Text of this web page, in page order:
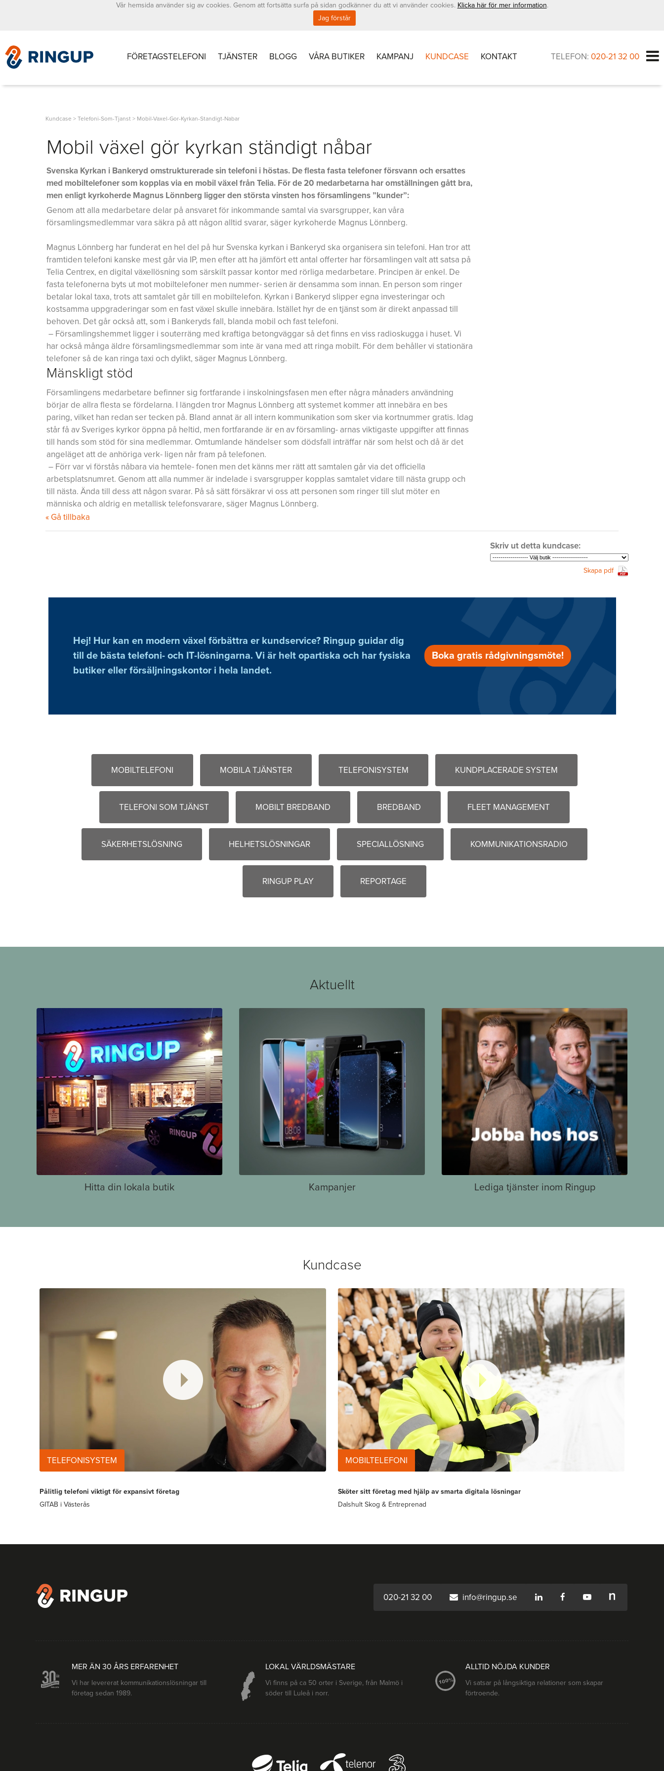
TELEFON: 020-21 32 00
FÖRETAGSTELEFONI TJÄNSTER BLOGG VÅRA BUTIKER KAMPANJ KUNDCASE KONTAKT
Kundcase > Telefoni-Som-Tjanst > Mobil-Vaxel-Gor-Kyrkan-Standigt-Nabar
Mobil växel gör kyrkan ständigt nåbar
Svenska Kyrkan i Bankeryd omstrukturerade sin telefoni i höstas. De flesta fasta telefoner försvann och ersattes
med mobiltelefoner som kopplas via en mobil växel från Telia. För de 20 medarbetarna har omställningen gått bra,
men enligt kyrkoherde Magnus Lönnberg ligger den största vinsten hos församlingens ”kunder”:
Genom att alla medarbetare delar på ansvaret för inkommande samtal via svarsgrupper, kan våra
församlingsmedlemmar vara säkra på att någon alltid svarar, säger kyrkoherde Magnus Lönnberg.
Magnus Lönnberg har funderat en hel del på hur Svenska kyrkan i Bankeryd ska organisera sin telefoni. Han tror att
framtiden telefoni kanske mest går via IP, men efter att ha jämfört ett antal offerter har församlingen valt att satsa på
Telia Centrex, en digital växellösning som särskilt passar kontor med rörliga medarbetare. Principen är enkel. De
fasta telefonerna byts ut mot mobiltelefoner men nummer- serien är densamma som innan. En person som ringer
betalar lokal taxa, trots att samtalet går till en mobiltelefon. Kyrkan i Bankeryd slipper egna investeringar och
kostsamma uppgraderingar som en fast växel skulle innebära. Istället hyr de en tjänst som är direkt anpassad till
behoven. Det går också att, som i Bankeryds fall, blanda mobil och fast telefoni.
– Församlingshemmet ligger i souterräng med kraftiga betongväggar så det finns en viss radioskugga i huset. Vi
har också många äldre församlingsmedlemmar som inte är vana med att ringa mobilt. För dem behåller vi stationära
telefoner så de kan ringa taxi och dylikt, säger Magnus Lönnberg.
Mänskligt stöd
Församlingens medarbetare befinner sig fortfarande i inskolningsfasen men efter några månaders användning
börjar de allra flesta se fördelarna. I längden tror Magnus Lönnberg att systemet kommer att innebära en bes
paring, vilket han redan ser tecken på. Bland annat är all intern kommunikation som sker via kortnummer gratis. Idag
står få av Sveriges kyrkor öppna på heltid, men fortfarande är en av församling- arnas viktigaste uppgifter att finnas
till hands som stöd för sina medlemmar. Omtumlande händelser som dödsfall inträffar när som helst och då är det
angeläget att de anhöriga verk- ligen når fram på telefonen.
– Förr var vi förstås nåbara via hemtele- fonen men det känns mer rätt att samtalen går via det officiella
arbetsplatsnumret. Genom att alla nummer är indelade i svarsgrupper kopplas samtalet vidare till nästa grupp och
till nästa. Ända till dess att någon svarar. På så sätt försäkrar vi oss att personen som ringer till slut möter en
människa och aldrig en metallisk telefonsvarare, säger Magnus Lönnberg.
« Gå tillbaka
Skriv ut detta kundcase:
Skapa pdf
Hej! Hur kan en modern växel förbättra er kundservice? Ringup guidar dig
till de bästa telefoni- och IT-lösningarna. Vi är helt opartiska och har fysiska
butiker eller försäljningskontor i hela landet.
Boka gratis rådgivningsmöte!
MOBILTELEFONI MOBILA TJÄNSTER TELEFONISYSTEM KUNDPLACERADE SYSTEM
TELEFONI SOM TJÄNST MOBILT BREDBAND BREDBAND FLEET MANAGEMENT
SÄKERHETSLÖSNING HELHETSLÖSNINGAR SPECIALLÖSNING KOMMUNIKATIONSRADIO
RINGUP PLAY REPORTAGE
Aktuellt
Hitta din lokala butik Kampanjer Lediga tjänster inom Ringup
Kundcase
TELEFONISYSTEM
Pålitlig telefoni viktigt för expansivt företag
GITAB i Västerås
MOBILTELEFONI
Sköter sitt företag med hjälp av smarta digitala lösningar
Dalshult Skog & Entreprenad
020-21 32 00 info@ringup.se
MER ÄN 30 ÅRS ERFARENHET
Vi har levererat kommunikationslösningar till
företag sedan 1989.
LOKAL VÄRLDSMÄSTARE
Vi finns på ca 50 orter i Sverige, från Malmö i
söder till Luleå i norr.
ALLTID NÖJDA KUNDER
Vi satsar på långsiktiga relationer som skapar
förtroende.
Vår hemsida använder sig av cookies. Genom att fortsätta surfa på sidan godkänner du att vi använder cookies. Klicka här för mer information.
Jag förstår